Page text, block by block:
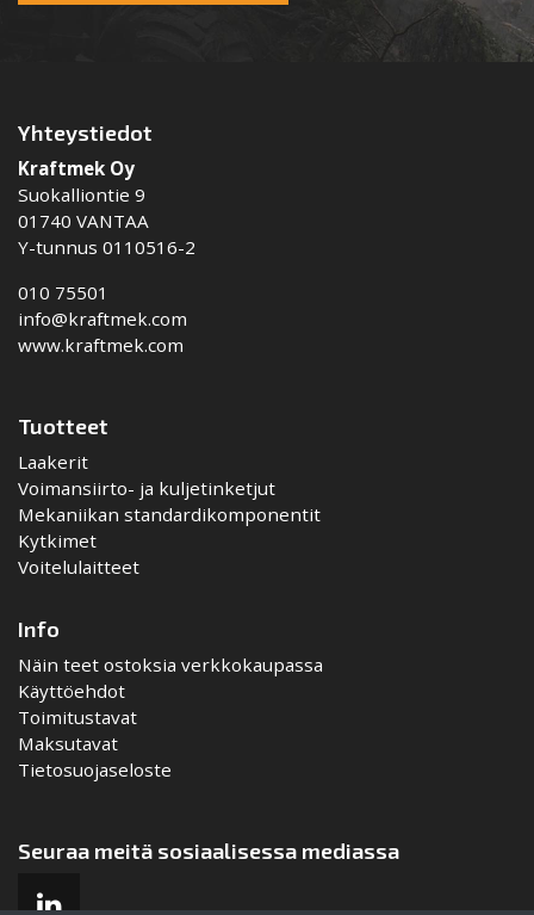
Yhteystiedot
Kraftmek Oy
Suokalliontie 9
01740 VANTAA
Y-tunnus 0110516-2
010 75501
info@kraftmek.com
www.kraftmek.com
Tuotteet
Laakerit
Voimansiirto- ja kuljetinketjut
Mekaniikan standardikomponentit
Kytkimet
Voitelulaitteet
Info
Näin teet ostoksia verkkokaupassa
Käyttöehdot
Toimitustavat
Maksutavat
Tietosuojaseloste
Seuraa meitä sosiaalisessa mediassa